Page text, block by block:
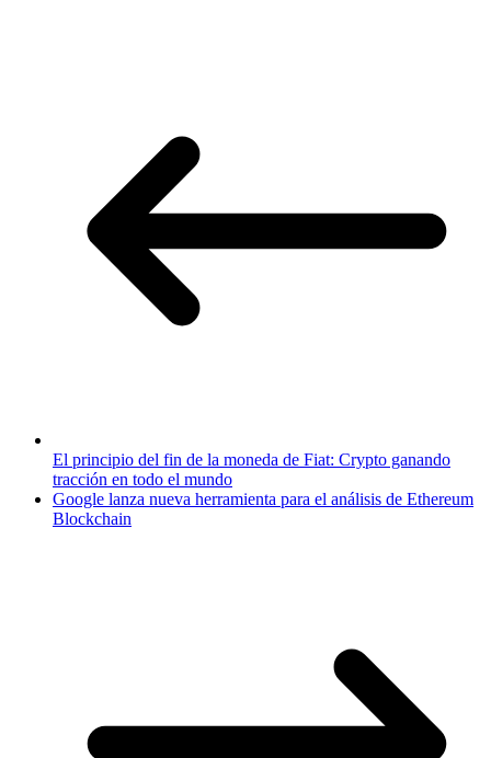
El principio del fin de la moneda de Fiat: Crypto ganando
tracción en todo el mundo
Google lanza nueva herramienta para el análisis de Ethereum
Blockchain